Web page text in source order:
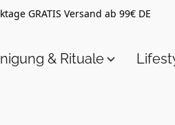
GRATIS Versand ab 99€ DE
& Rituale